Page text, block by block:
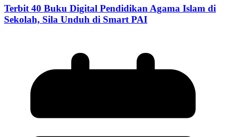
Terbit 40 Buku Digital Pendidikan Agama Islam di
Sekolah, Sila Unduh di Smart PAI